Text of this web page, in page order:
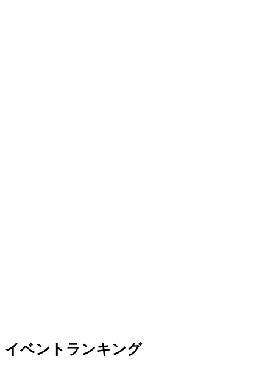
イベントランキング